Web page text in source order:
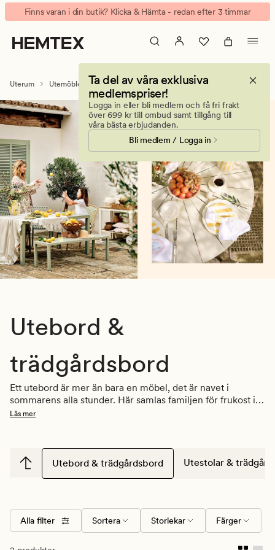
Utebord
matbord
Animerad
banner.
Klicka
på
för
att
pausa.
Finns varan i din butik? Klicka & Hämta - redan efter 3 timmar
Ta del av våra exklusiva
medlemspriser!
Logga in eller bli medlem och få fri frakt
över 699 kr till ombud samt tillgång till
våra bästa erbjudanden.
Bli medlem / Logga in
Uterum Utemöbler & trädgårdsmöbler Utebord & trädgårdsbord
Utebord &
trädgårdsbord
Ett utebord är mer än bara en möbel, det är navet i
sommarens alla stunder. Här samlas familjen för frukost i
solen, här dricker du kvällens första kaffe och här landar
måltid, paus och pratstund känns både enkel och
inbjudande. Välj mellan praktiska småbord för balkongen,
robusta matbord för altanen och stilrena sidobord som
Läs mer
Utebord & trädgårdsbord Utestolar &
Alla filter Sortera Storlekar Färger